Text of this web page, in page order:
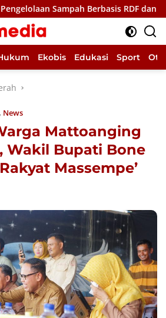
Berbasis RDF dan PSEL
Ekobis Edukasi Sport
News
Mattoanging
Wakil Bupati Bone
Massempe’